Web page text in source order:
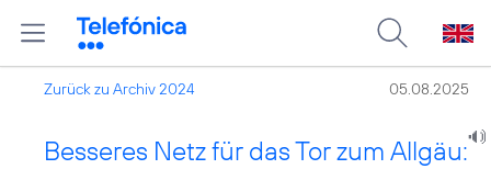
Zurück zu Archiv 2024 05.08.2025
Besseres Netz für das Tor zum Allgäu: